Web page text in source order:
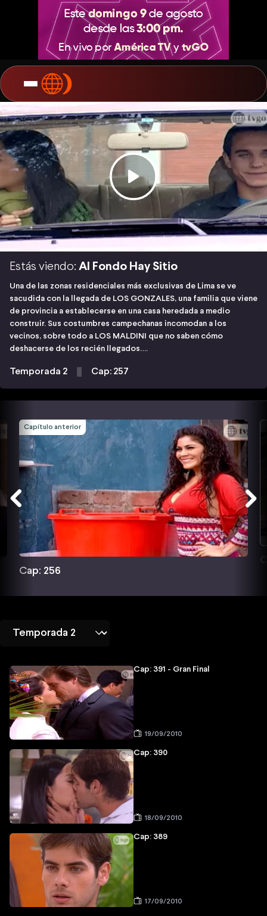
Estás viendo: Al Fondo Hay Sitio
Una de las zonas residenciales más exclusivas de Lima se ve
sacudida con la llegada de LOS GONZALES, una familia que viene
de provincia a establecerse en una casa heredada a medio
construir. Sus costumbres campechanas incomodan a los
vecinos, sobre todo a LOS MALDINI que no saben cómo
deshacerse de los recién llegados….
Temporada 2 Cap: 257
Capítulo anterior
Cap: 256
Cap: 391 - Gran Final
19/09/2010
Cap: 390
18/09/2010
Cap: 389
17/09/2010